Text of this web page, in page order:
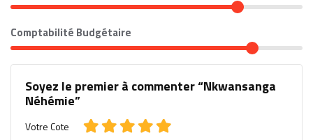
Comptabilité Budgétaire
Soyez le premier à commenter “Nkwansanga
Néhémie”
Votre Cote